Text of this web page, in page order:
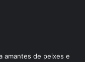
amantes de peixes e